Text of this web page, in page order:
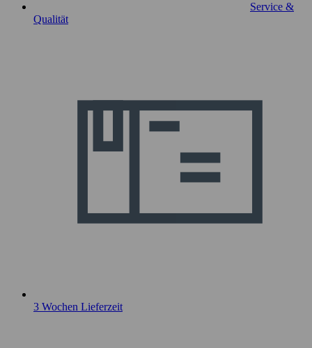
Service &
Qualität
3 Wochen Lieferzeit